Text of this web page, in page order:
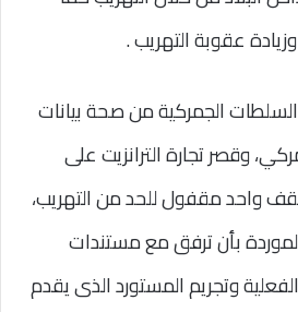
عقوبة التهريب .
الجمركية من صحة بيانات
وقصر تجارة الترانزيت على
واحد مقفول للحد من التهريب،
بأن ترفق مع مستندات
وتجريم المستورد الذى يقدم